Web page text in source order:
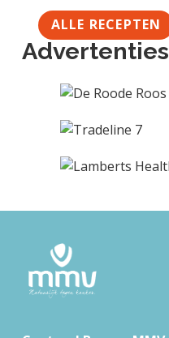
ALLE RECEPTEN
Advertenties